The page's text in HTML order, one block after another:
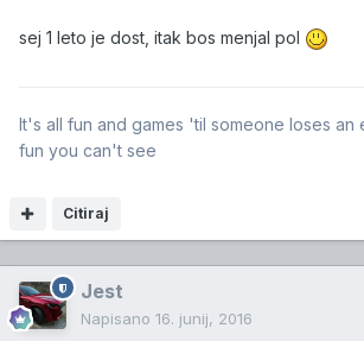
sej 1 leto je dost, itak bos menjal pol
Citiraj
It's all fun and games 'til someone loses an
fun you can't see
Jest
Napisano 16. junij, 2016